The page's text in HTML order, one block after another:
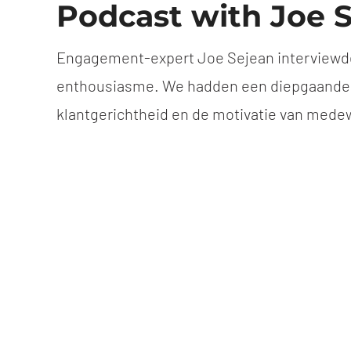
Podcast with Joe
Engagement-expert Joe Sejean
enthousiasme. We hadden een
klantgerichtheid en de motivatie van